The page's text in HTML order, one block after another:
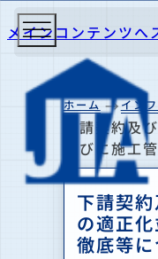
メインコンテンツへ
ホーム イン
下請契約及
並びに施工
下請契
の適正
徹底等に